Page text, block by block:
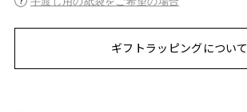
ギフトラッピングについて